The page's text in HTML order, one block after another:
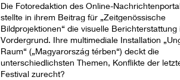
Die Fotoredaktion des Online-
stellte in ihrem Beitrag für „Zeitgenössische
Bildprojektionen“ die visuelle Berichterstattung
Vordergrund. Ihre multimediale Installation
Raum“ („Magyarország térben“) deckt die
unterschiedlichsten Themen, Konflikte der
Festival zurecht?